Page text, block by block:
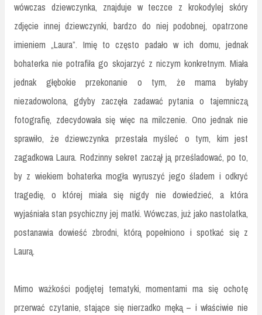
wówczas dziewczynka, znajduje w teczce z krokodylej skóry
zdjęcie innej dziewczynki, bardzo do niej podobnej, opatrzone
imieniem „Laura”. Imię to często padało w ich domu, jednak
bohaterka nie potrafiła go skojarzyć z niczym konkretnym. Miała
jednak głębokie przekonanie o tym, że mama byłaby
niezadowolona, gdyby zaczęła zadawać pytania o tajemniczą
fotografię, zdecydowała się więc na milczenie. Ono jednak nie
sprawiło, że dziewczynka przestała myśleć o tym, kim jest
zagadkowa Laura. Rodzinny sekret zaczął ją prześladować, po to,
by z wiekiem bohaterka mogła wyruszyć jego śladem i odkryć
tragedię, o której miała się nigdy nie dowiedzieć, a która
wyjaśniała stan psychiczny jej matki. Wówczas, już jako nastolatka,
postanawia dowieść zbrodni, którą popełniono i spotkać się z
Laurą.
Mimo ważkości podjętej tematyki, momentami ma się ochotę
przerwać czytanie, stające się nierzadko męką – i właściwie nie